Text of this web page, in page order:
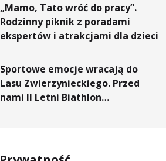
„Mamo, Tato wróć do pracy”.
Rodzinny piknik z poradami
ekspertów i atrakcjami dla dzieci
Sportowe emocje wracają do
Lasu Zwierzynieckiego. Przed
nami II Letni Biathlon